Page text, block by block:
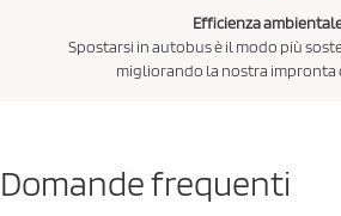
Efficienza
Spostarsi in autobus è il modo più
migliorando la nostra impronta
Domande frequenti